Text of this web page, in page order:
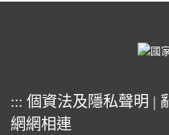
::: 個資法及隱私聲明 |
網網相連